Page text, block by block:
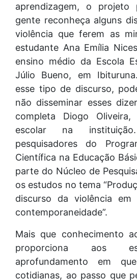
aprendizagem, o projeto
gente reconheça alguns
violência que ferem as
estudante Ana Emília
ensino médio da Escola
Júlio Bueno, em
esse tipo de discurso,
não disseminar esses
completa Diogo
escolar na
pesquisadores do
Científica na Educação
parte do Núcleo de
os estudos no tema
discurso da violência em
contemporaneidade”.
Mais que conhecimento
proporciona aos
aprofundamento em
cotidianas, ao passo que